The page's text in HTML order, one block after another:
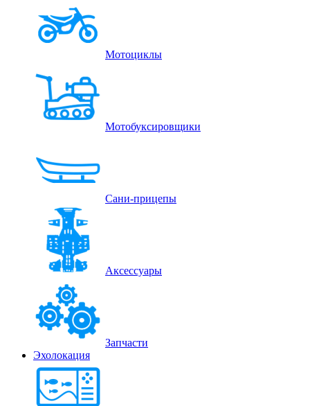
Мотоциклы
Мотобуксировщики
Сани-прицепы
Аксессуары
Запчасти
Эхолокация